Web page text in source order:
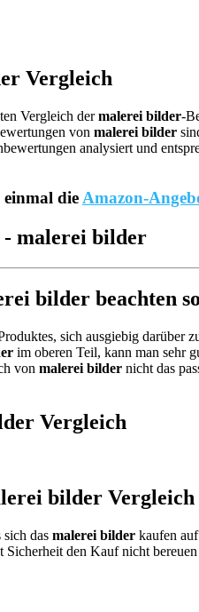
Vergleich
Vergleich dermalerei bilder-
von malerei bilder
analysiert und
einmal dieAmazon-
- malerei bilder
bilder beachten
sich ausgiebig darüber
im oberen Teil, kann man sehr
von malerei bilder nicht das
Vergleich
bilder Vergleich
das malerei bilder kaufen
den Kauf nicht